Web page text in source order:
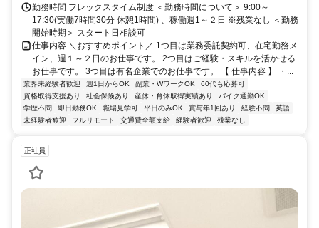
勤務時間 フレックスタイム制度 ＜勤務時間について＞ 9:00～
17:30(実働7時間30分 休憩1時間) 、稼働週1～２日 ※残業なし ＜勤務
開始時期＞ スタート日相談可
仕事内容 ＼おすすめポイント／ 1つ目は業務委託契約可、在宅勤務メ
イン、週１～２日のお仕事です。 2つ目はご経験・スキルを活かせる
お仕事です。 3つ目は有名企業でのお仕事です。 【 仕事内容 】 ・...
業界未経験者歓迎 週1日からOK 副業・WワークOK
60代も応募可
資格取得支援あり
社会保険あり 産休・育休取得実績あり
バイク通勤OK
学歴不問
即日勤務OK 職場見学可 平日のみOK 賞与年1回あり 経験不問
英語
未経験者歓迎
フルリモート 交通費全額支給 経験者歓迎 残業なし
正社員